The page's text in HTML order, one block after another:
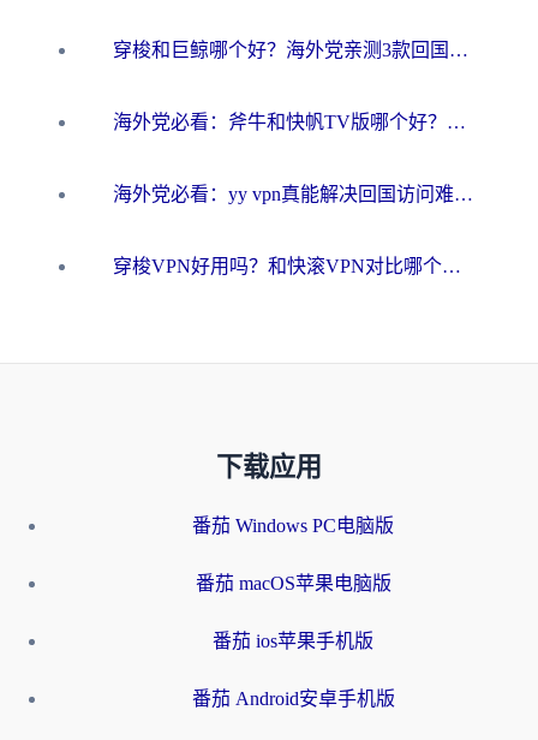
穿梭和巨鲸哪个好？海外党亲测3款回国加速器，教你避开90%的坑
海外党必看：斧牛和快帆TV版哪个好？3分钟选对回国加速器，无缝刷B站、追热剧
海外党必看：yy vpn真能解决回国访问难题？附云极initap测评+免费方案对比
穿梭VPN好用吗？和快滚VPN对比哪个回国效果更好？海外党选回国加速器必看指南
下载应用
番茄 Windows PC电脑版
番茄 macOS苹果电脑版
番茄 ios苹果手机版
番茄 Android安卓手机版